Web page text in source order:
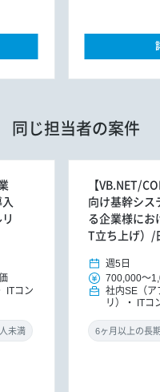
同じ担当者の案件
ITコン
未満
【VB.NET/
向け基幹シス
る企業様にお
T立ち上げ）/
週5日
700,000～
社内SE（ア
リ）
ITコ